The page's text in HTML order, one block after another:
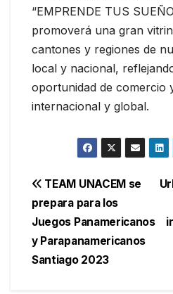
“EMPRENDE TUS
promoverá una gran
cantones y regiones de
local y nacional,
oportunidad de comercio
internacional y global.
Navegación
de
entradas
TEAM UNACEM se
prepara para los
Juegos Panamericanos
y Parapanamericanos
Santiago 2023